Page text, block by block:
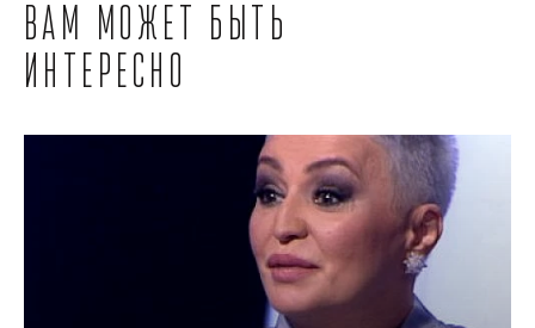
Вам может быть
интересно